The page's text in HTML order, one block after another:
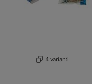
4 varianti